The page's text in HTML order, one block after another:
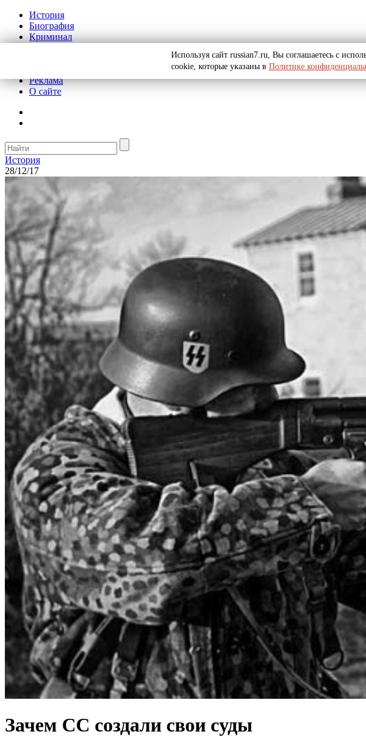
История
Биография
Криминал
Реклама
О сайте
История
28/12/17
Зачем СС создали свои суды
Используя сайт russian7.ru, Вы соглашаетесь с
cookie, которые указаны в Политике